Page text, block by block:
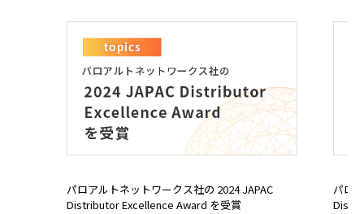
パロアルトネットワークス社の 2024 JAPAC
Distributor Excellence Award を受賞
パロ